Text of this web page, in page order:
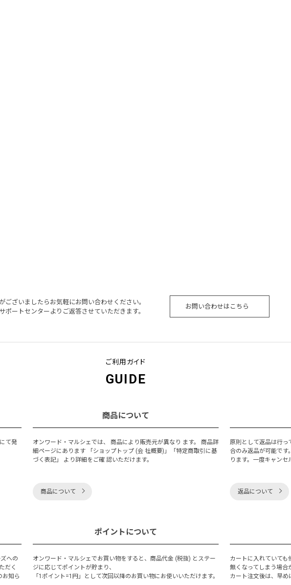
ございましたらお気軽にお問い合わせください。
ポートセンターよりご返答させていただきます。
お問い合わせはこちら
ご利用ガイド
GUIDE
て発
商品について
オンワード・マルシェでは、 商品により販売元が異なり ます。 商品詳
細ページにあります 「ショップトップ (会 社概要)」「特定商取引に基
づく表記」 より詳細をご確 認いただけます。
商品について
原則として返品は行っ
合のみ返品が可能で
ります。一度キャンセ
返品について
への
だく
お知ら
ポイントについて
オンワード・マルシェでお買い物をすると、商品代金 (税抜) とステー
ジに応じてポイントが貯まり、
「1ポイント=1円」として次回以降のお買い物にお使いいただけます。
カートに入れていて
無くなってしまう場合
カート注文後は、早め